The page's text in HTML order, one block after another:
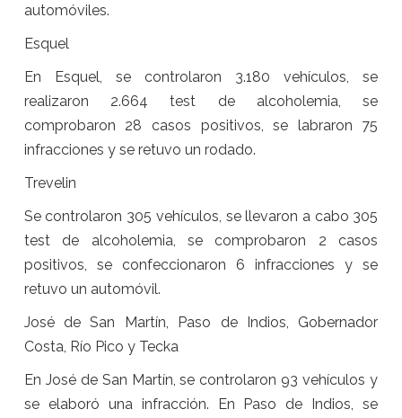
automóviles.
Esquel
En Esquel, se controlaron 3.180 vehículos, se
realizaron 2.664 test de alcoholemia, se
comprobaron 28 casos positivos, se labraron 75
infracciones y se retuvo un rodado.
Trevelin
Se controlaron 305 vehículos, se llevaron a cabo 305
test de alcoholemia, se comprobaron 2 casos
positivos, se confeccionaron 6 infracciones y se
retuvo un automóvil.
José de San Martín, Paso de Indios, Gobernador
Costa, Río Pico y Tecka
En José de San Martín, se controlaron 93 vehículos y
se elaboró una infracción. En Paso de Indios, se